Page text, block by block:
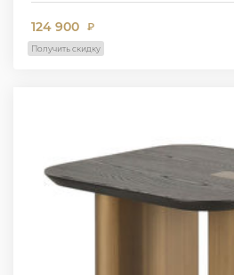
124 900 ₽
Получить скидку